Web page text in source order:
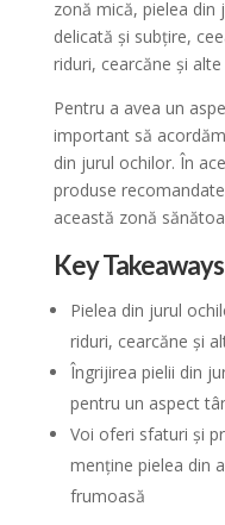
zonă mică, pielea din
delicată și subțire,
riduri, cearcăne și
Pentru a avea un
important să
din jurul ochilor. În
produse
această zonă
Key Takeaways
Pielea din jurul
riduri, cearcăne și
Îngrijirea pielii din
pentru un aspect
Voi oferi sfaturi și
menține pielea din
frumoasă